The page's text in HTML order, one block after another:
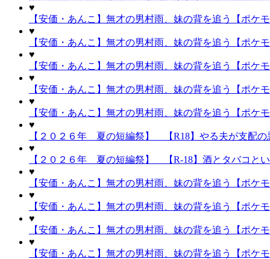
♥
【安価・あんこ】無才の男村雨、妹の背を追う【ポ
♥
【安価・あんこ】無才の男村雨、妹の背を追う【ポケ
♥
【安価・あんこ】無才の男村雨、妹の背を追う【ポケ
♥
【安価・あんこ】無才の男村雨、妹の背を追う【ポ
♥
【安価・あんこ】無才の男村雨、妹の背を追う【ポ
♥
【２０２６年 夏の短編祭】 【R18】やる夫が支配の
♥
【２０２６年 夏の短編祭】 【R-18】酒とタバコと
♥
【安価・あんこ】無才の男村雨、妹の背を追う【ポケ
♥
【安価・あんこ】無才の男村雨、妹の背を追う【ポケ
♥
【安価・あんこ】無才の男村雨、妹の背を追う【ポケ
♥
【安価・あんこ】無才の男村雨、妹の背を追う【ポケ